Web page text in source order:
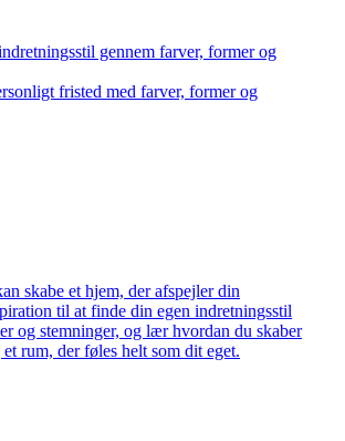
gennem farver, former og
fristed med farver, former og
skabe et hjem, der afspejler din
til at finde din egen indretningsstil
og stemninger, og lær hvordan du skaber
rum, der føles helt som dit eget.